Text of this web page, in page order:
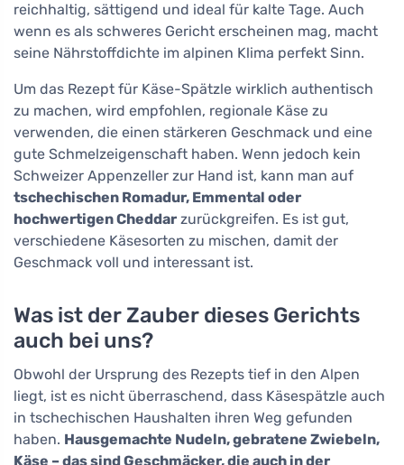
reichhaltig, sättigend und ideal für kalte Tage. Auch
wenn es als schweres Gericht erscheinen mag, macht
seine Nährstoffdichte im alpinen Klima perfekt Sinn.
Um das Rezept für Käse-Spätzle wirklich authentisch
zu machen, wird empfohlen, regionale Käse zu
verwenden, die einen stärkeren Geschmack und eine
gute Schmelzeigenschaft haben. Wenn jedoch kein
Schweizer Appenzeller zur Hand ist, kann man auf
tschechischen Romadur, Emmental oder
hochwertigen Cheddar zurückgreifen. Es ist gut,
verschiedene Käsesorten zu mischen, damit der
Geschmack voll und interessant ist.
Was ist der Zauber dieses Gerichts
auch bei uns?
Obwohl der Ursprung des Rezepts tief in den Alpen
liegt, ist es nicht überraschend, dass Käsespätzle auch
in tschechischen Haushalten ihren Weg gefunden
haben. Hausgemachte Nudeln, gebratene Zwiebeln,
Käse – das sind Geschmäcker, die auch in der